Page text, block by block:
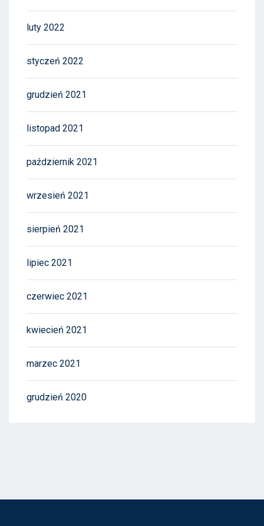
luty 2022
styczeń 2022
grudzień 2021
listopad 2021
październik 2021
wrzesień 2021
sierpień 2021
lipiec 2021
czerwiec 2021
kwiecień 2021
marzec 2021
grudzień 2020